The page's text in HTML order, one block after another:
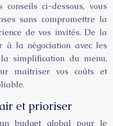
ci-dessous, vous
sans compromettre la
de vos invités. De la
à la négociation avec les
simplification du menu,
maîtriser vos coûts et
et prioriser
budget global pour le